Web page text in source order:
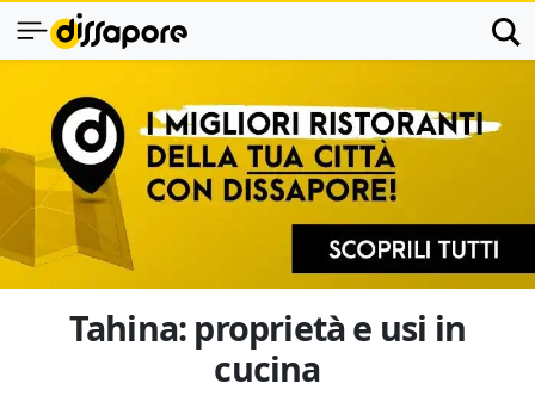
Tahina: proprietà e usi in
cucina